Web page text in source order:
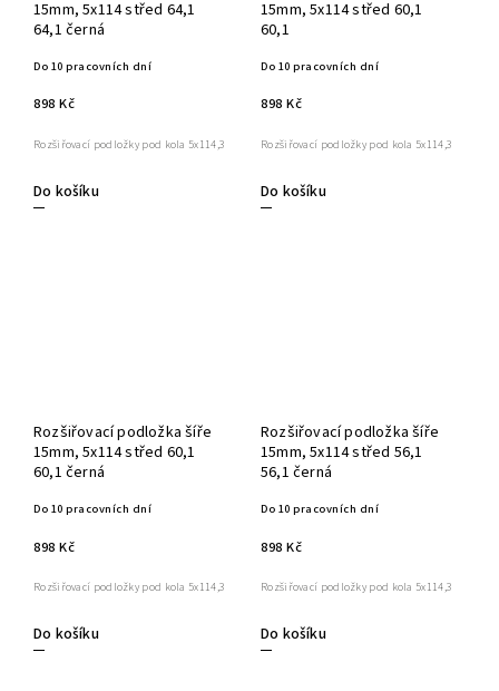
15mm, 5x114 střed 64,1
64,1 černá
Do 10 pracovních dní
898 Kč
Do košíku
Rozšiřovací podložky pod kola 5x114,3
15mm, 5x114 střed 60,1
60,1
Do 10 pracovních dní
898 Kč
Do košíku
Rozšiřovací podložky pod kola 5x114,3
Rozšiřovací podložka šíře
15mm, 5x114 střed 60,1
60,1 černá
Do 10 pracovních dní
898 Kč
Do košíku
Rozšiřovací podložky pod kola 5x114,3
Rozšiřovací podložka šíře
15mm, 5x114 střed 56,1
56,1 černá
Do 10 pracovních dní
898 Kč
Do košíku
Rozšiřovací podložky pod kola 5x114,3